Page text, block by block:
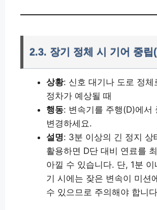
2.3. 장기 정체 시 기어 중립
상황: 신호 대기나 도로 정
정차가 예상될 때
행동: 변속기를 주행(D)에서
변경하세요.
설명: 3분 이상의 긴 정지 상
활용하면 D단 대비 연료를
아낄 수 있습니다. 단, 1분 이
기 시에는 잦은 변속이 미션
수 있으므로 주의해야 합니